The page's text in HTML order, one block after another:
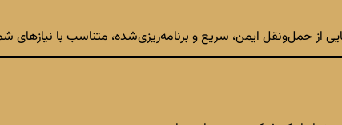
حمل‌ونقل ایمن، سریع و برنامه‌ریزی‌شده، متناسب با نیازهای شما